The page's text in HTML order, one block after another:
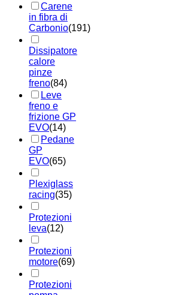
Carene
in fibra di
Carbonio(191)
Dissipatore
calore
pinze
freno(84)
Leve
freno e
frizione GP
EVO(14)
Pedane
GP
EVO(65)
Plexiglass
racing(35)
Protezioni
leva(12)
Protezioni
motore(69)
Protezioni